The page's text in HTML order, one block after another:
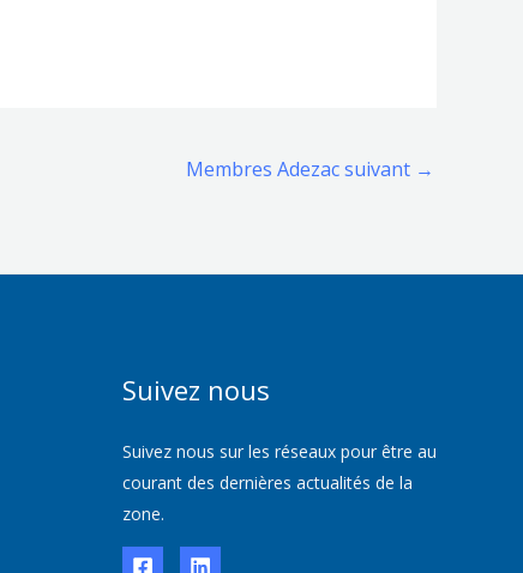
Membres Adezac suivant →
Suivez nous
Suivez nous sur les réseaux pour être au
courant des dernières actualités de la
zone.